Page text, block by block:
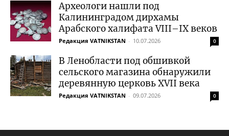
Археологи нашли под
Калининградом дирхамы
Арабского халифата VIII–IX веков
Редакция VATNIKSTAN - 10.07.2026 0
В Ленобласти под обшивкой
сельского магазина обнаружили
деревянную церковь XVII века
Редакция VATNIKSTAN - 09.07.2026 0